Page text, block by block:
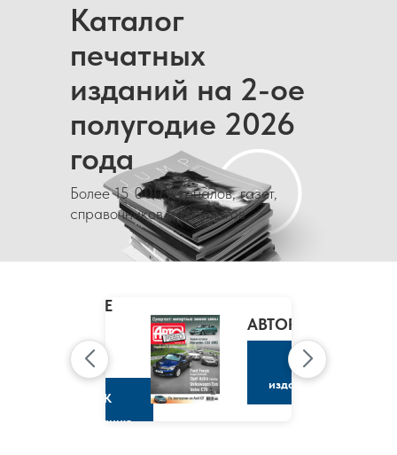
Каталог
печатных
изданий на 2-ое
полугодие 2026
года
Более 15 000 журналов, газет,
справочников и каталогов
CLAIRE
МАРИ
КЛЭР
К
изданию
АВТОРЕВЮ
К
изданию